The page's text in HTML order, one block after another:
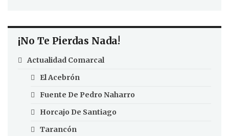
¡No Te Pierdas Nada!
Actualidad Comarcal
El Acebrón
Fuente De Pedro Naharro
Horcajo De Santiago
Tarancón